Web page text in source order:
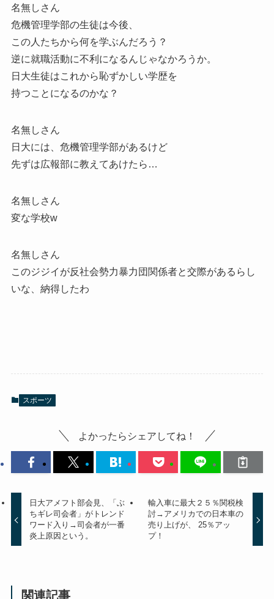
名無しさん
危機管理学部の生徒は今後、
この人たちから何を学ぶんだろう？
逆に就職活動に不利になるんじゃなかろうか。
日大生徒はこれから恥ずかしい学歴を
持つことになるのかな？
名無しさん
日大には、危機管理学部があるけど
先ずは広報部に教えてあけたら…
名無しさん
変な学校w
名無しさん
このジジイが反社会勢力暴力団関係者と交際があるらし
いな、納得したわ
スポーツ
よかったらシェアしてね！
日大アメフト部会見、「ぶ
ちギレ司会者」がトレンド
ワード入り→司会者が一番
炎上原因という。
輸入車に最大２５％関税検
討→アメリカでの日本車の
売り上げが、 25％アッ
プ！
関連記事